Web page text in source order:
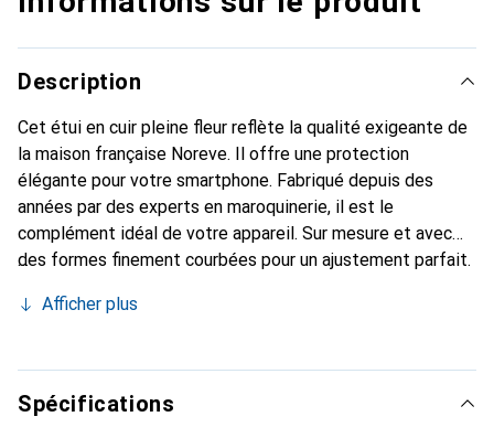
Description
Cet étui en cuir pleine fleur reflète la qualité exigeante de
la maison française Noreve. Il offre une protection
élégante pour votre smartphone. Fabriqué depuis des
années par des experts en maroquinerie, il est le
complément idéal de votre appareil. Sur mesure et avec
des formes finement courbées pour un ajustement parfait.
smartphone. La marque Noreve est reconnue
reste toujours un bon choix pour le client exigeant.
Afficher plus
Spécifications